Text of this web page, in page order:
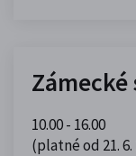
10.00 - 16.00
(platné od 21. 6.